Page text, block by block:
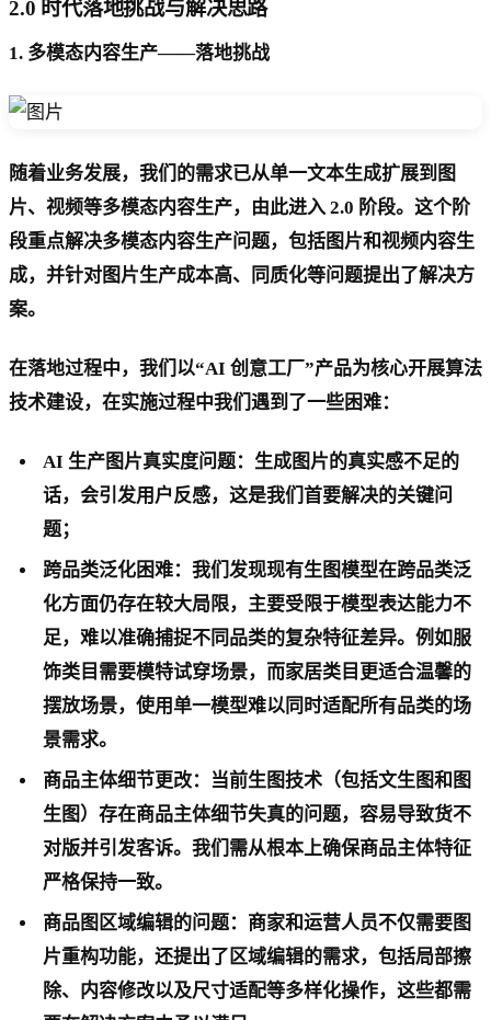
2.0 时代落地挑战与解决思路
1. 多模态内容生产——落地挑战
随着业务发展，我们的需求已从单一文本生成扩展到图
片、视频等多模态内容生产，由此进入 2.0 阶段。这个阶
段重点解决多模态内容生产问题，包括图片和视频内容生
成，并针对图片生产成本高、同质化等问题提出了解决方
案。
在落地过程中，我们以“AI 创意工厂”产品为核心开展算法
技术建设，在实施过程中我们遇到了一些困难：
AI 生产图片真实度问题：生成图片的真实感不足的
话，会引发用户反感，这是我们首要解决的关键问
题；
跨品类泛化困难：我们发现现有生图模型在跨品类泛
化方面仍存在较大局限，主要受限于模型表达能力不
足，难以准确捕捉不同品类的复杂特征差异。例如服
饰类目需要模特试穿场景，而家居类目更适合温馨的
摆放场景，使用单一模型难以同时适配所有品类的场
景需求。
商品主体细节更改：当前生图技术（包括文生图和图
生图）存在商品主体细节失真的问题，容易导致货不
对版并引发客诉。我们需从根本上确保商品主体特征
严格保持一致。
商品图区域编辑的问题：商家和运营人员不仅需要图
片重构功能，还提出了区域编辑的需求，包括局部擦
除、内容修改以及尺寸适配等多样化操作，这些都需